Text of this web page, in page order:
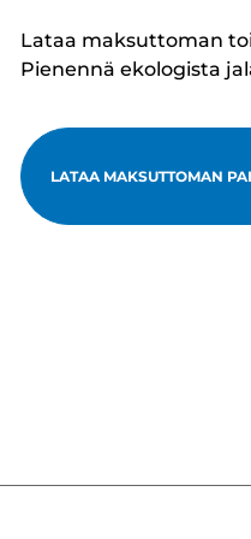
Lataa maksuttoman
Pienennä ekologista
LATAA MAKSUTTOMAN